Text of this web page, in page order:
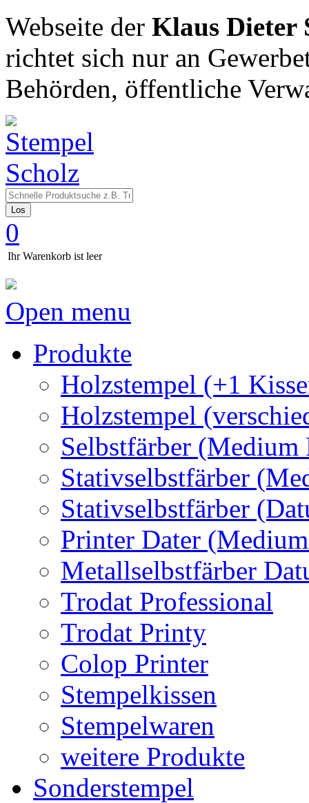
Webseite der Klaus Dieter
richtet sich nur an
Behörden, öffentliche
Los
0
Ihr Warenkorb ist leer
Open menu
Produkte
Holzstempel (+1
Holzstempel
Selbstfärber (Medium
Stativselbstfärber
Stativselbstfärber
Printer Dater
Metallselbstfärber
Trodat Professional
Trodat Printy
Colop Printer
Stempelkissen
Stempelwaren
weitere Produkte
Sonderstempel